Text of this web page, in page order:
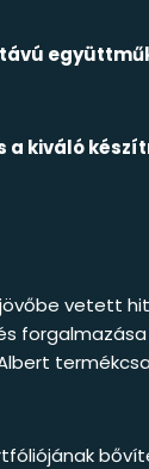
a kiváló
vetett
forgalmazása